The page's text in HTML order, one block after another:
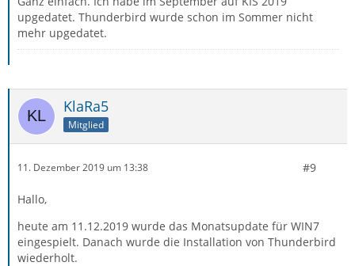
upgedatet. Thunderbird wurde schon im Sommer nicht
mehr upgedatet.
KlaRa5
Mitglied
11. Dezember 2019 um 13:38 #9
Hallo,
heute am 11.12.2019 wurde das Monatsupdate für WIN7
eingespielt. Danach wurde die Installation von Thunderbird
wiederholt.